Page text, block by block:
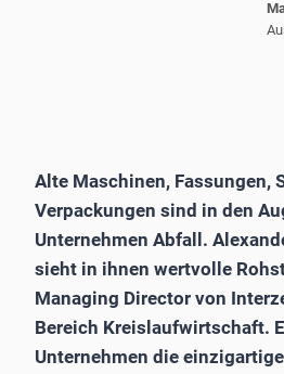
Alte Maschinen, Fassungen,
Verpackungen sind in den
Unternehmen Abfall.
sieht in ihnen wertvolle
Managing Director von
Bereich Kreislaufwirtschaft.
Unternehmen die